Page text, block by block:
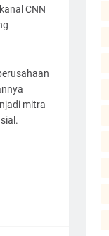
CNN
mitra